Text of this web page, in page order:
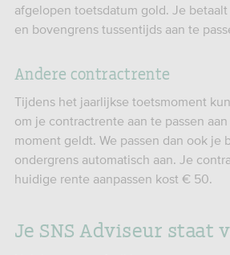
afgelopen toetsdatum gold. Je
en bovengrens tussentijds aan te
Andere contractrente
Tijdens het jaarlijkse toetsmoment
om je contractrente aan te passen
moment geldt. We passen dan ook je
ondergrens automatisch aan. Je
huidige rente aanpassen kost € 50.
Je SNS Adviseur staat